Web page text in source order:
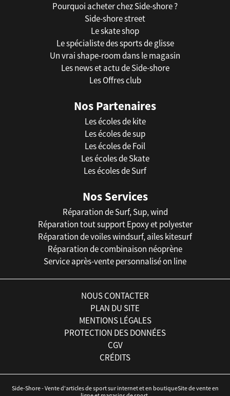
Pourquoi acheter chez Side-shore ?
Side-shore street
Le skate shop
Le spécialiste des sports de glisse
Un vrai shape-room dans le magasin
Les news et actu de Side-shore
Les Offres club
Nos Partenaires
Les écoles de kite
Les écoles de sup
Les écoles de Foil
Les écoles de Skate
Les écoles de Surf
Nos Services
Réparation de Surf, Sup, wind
Réparation tout support Epoxy et polyester
Réparation de voiles windsurf, ailes kitesurf
Réparation de combinaison néoprène
Service après-vente personnalisé on line
NOUS CONTACTER
PLAN DU SITE
MENTIONS LÉGALES
PROTECTION DES DONNÉES
CGV
CRÉDITS
Side-Shore - Vente d'articles de sport sur internet et en boutiqueSite de vente en